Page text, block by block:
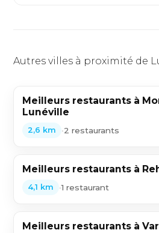
Autres villes à proximité de
Meilleurs restaurants à
Lunéville
2,6 km •2 restaurants
Meilleurs restaurants à
4,1 km •1 restaurant
Meilleurs restaurants à